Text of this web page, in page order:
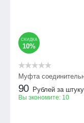
СКИДКА
10%
Муфта
90 Рублей за штуку
Вы экономите: 10